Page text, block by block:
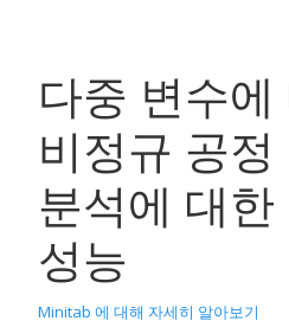
다중 변수에
비정규 공정
분석에 대한
성능
Minitab 에 대해 자세히 알아보기